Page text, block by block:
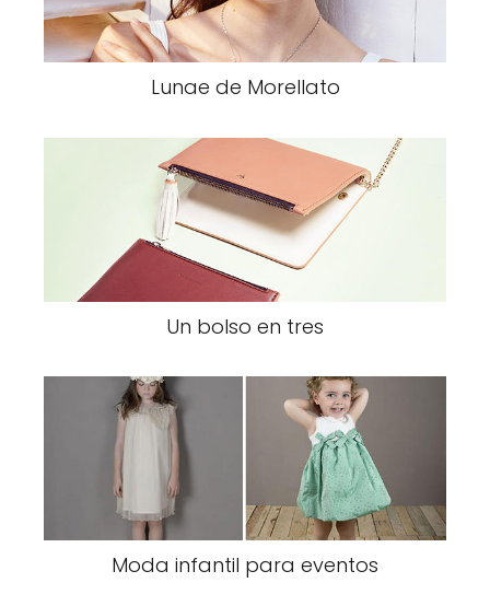
Lunae de Morellato
Un bolso en tres
Moda infantil para eventos